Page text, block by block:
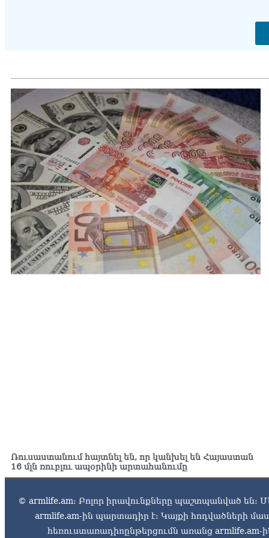
Ռուսաստանում հայտնել են, որ կանխել են Հայաստան
16 մլն ռուբլու ապօրինի արտահանումը
© armlife.am: Բոլոր իրավունքները պաշտպանված են:
armlife.am-ին պարտադիր է: Կայքի հոդվածների
հեռուստառադիոընթերցումն առանց armlife.am-